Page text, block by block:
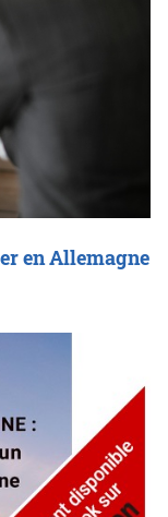
en Allemagne